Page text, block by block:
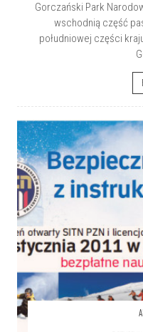
Gorczański Park
wschodnią część
południowej części